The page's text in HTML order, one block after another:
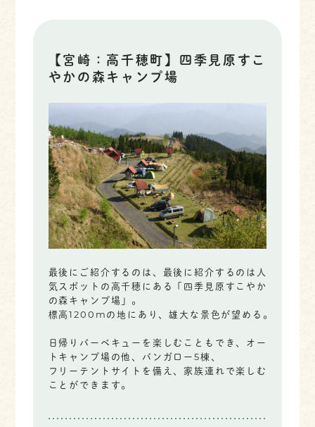
【宮崎：高千穂町】四季見原すこ
やかの森キャンプ場
最後にご紹介するのは、最後に紹介するのは人
気スポットの高千穂にある「四季見原すこやか
の森キャンプ場」。
標高1200mの地にあり、雄大な景色が望める。
日帰りバーベキューを楽しむこともでき、オー
トキャンプ場の他、バンガロー5棟、
フリーテントサイトを備え、家族連れで楽しむ
ことができます。